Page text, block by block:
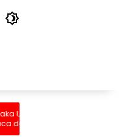
Tawarkan Bangun RS Baru
Pengganti RS Patoa,
Sekda Kolut